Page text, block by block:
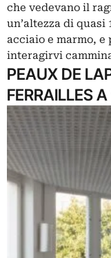
che vedevano il
un’altezza di quasi
acciaio e marmo,
interagirvi
PEAUX DE
FERRAILLES